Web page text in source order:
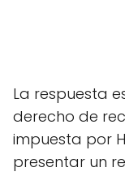
La respuesta
derecho de
impuesta por
presentar un